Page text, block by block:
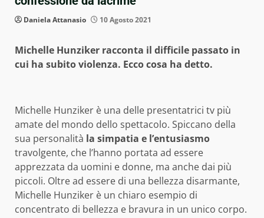
Daniela Attanasio 10 Agosto 2021
Michelle Hunziker racconta il difficile passato in
cui ha subito violenza. Ecco cosa ha detto.
Michelle Hunziker è una delle presentatrici tv più
amate del mondo dello spettacolo. Spiccano della
sua personalità la simpatia e l’entusiasmo
travolgente, che l’hanno portata ad essere
apprezzata da uomini e donne, ma anche dai più
piccoli. Oltre ad essere di una bellezza disarmante,
Michelle Hunziker è un chiaro esempio di
concentrato di bellezza e bravura in un unico corpo.